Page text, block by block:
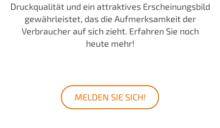
Druckqualität und ein attraktives Erscheinungsbild
gewährleistet, das die Aufmerksamkeit der
Verbraucher auf sich zieht. Erfahren Sie noch
heute mehr!
MELDEN SIE SICH!